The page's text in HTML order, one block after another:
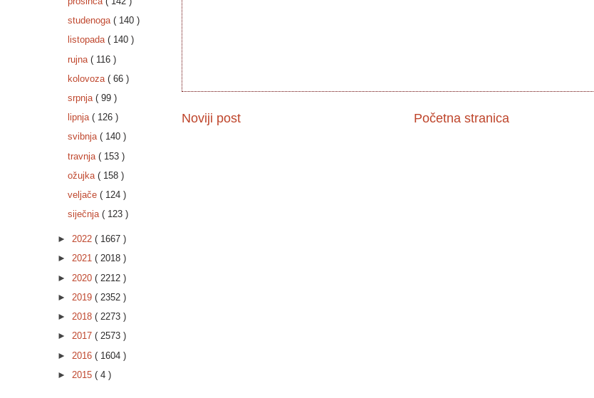
Noviji post Početna stranica
studenoga ( 140 )
listopada ( 140 )
rujna ( 116 )
kolovoza ( 66 )
srpnja ( 99 )
lipnja ( 126 )
svibnja ( 140 )
travnja ( 153 )
ožujka ( 158 )
veljače ( 124 )
siječnja ( 123 )
► 2022 ( 1667 )
► 2021 ( 2018 )
► 2020 ( 2212 )
► 2019 ( 2352 )
► 2018 ( 2273 )
► 2017 ( 2573 )
► 2016 ( 1604 )
► 2015 ( 4 )